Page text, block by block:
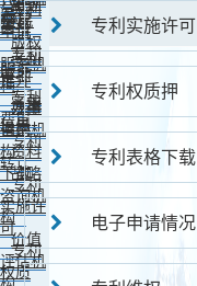
分析
库
构
版权
服务机
构
法律
咨询机
构
战略
咨询机
构
价值
评估机
培训
资料
专利
申请
专利
审批
专利
费用
专利
转让
专利
实施许
可
专利
权质
交易
专利
推介
需求
信息
便民
服务
办事
指南
资料
下载
专利实施许可
专利权质押
专利表格下载
电子申请情况